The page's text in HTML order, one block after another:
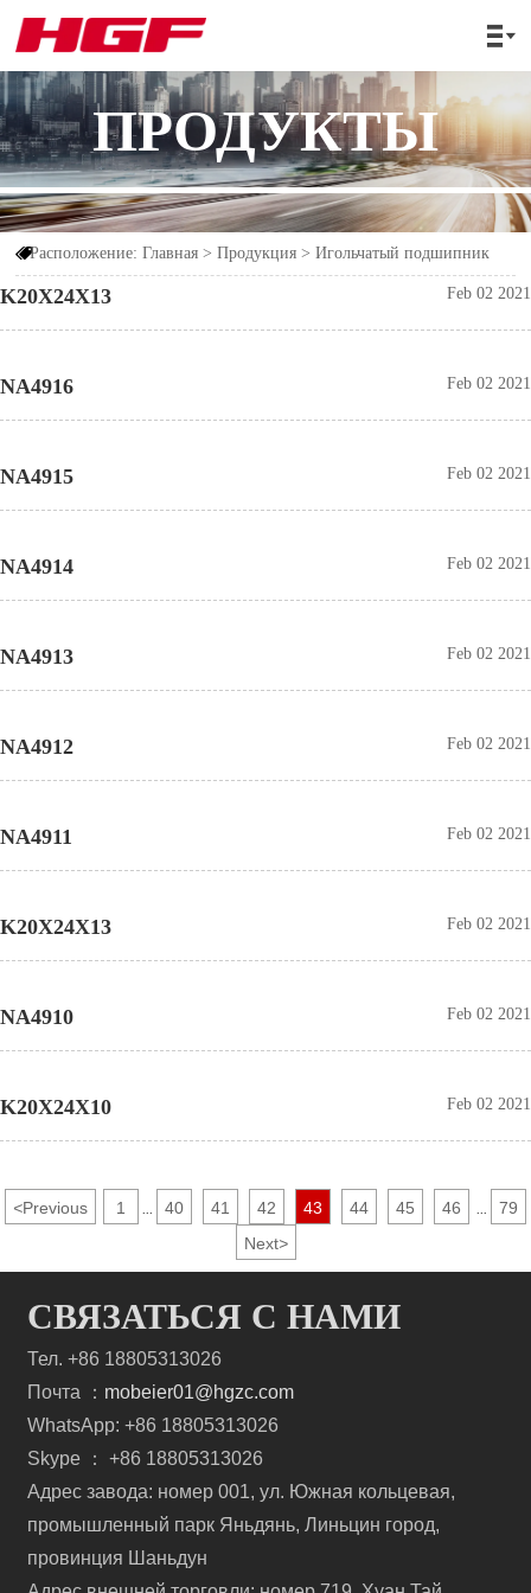

ПРОДУКТЫ
Расположение:Главная >Продукция >Игольчатый подшипник
K20X24X13 Feb 02 2021
NA4916 Feb 02 2021
NA4915 Feb 02 2021
NA4914 Feb 02 2021
NA4913 Feb 02 2021
NA4912 Feb 02 2021
NA4911 Feb 02 2021
K20X24X13 Feb 02 2021
NA4910 Feb 02 2021
K20X24X10 Feb 02 2021
<Previous 1 40 41 42 43 44 45 46
79
Next>
СВЯЗАТЬСЯ С НАМИ
Тел. +86 18805313026
Почта ： mobeier01@hgzc.com
WhatsApp: +86 18805313026
Skype ： +86 18805313026
Адрес завода: номер 001, ул. Южная кольцевая,
промышленный парк Яньдянь, Линьцин город,
провинция Шаньдун